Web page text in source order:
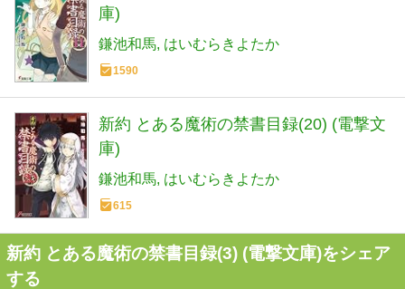
庫)
鎌池和馬 はいむらきよたか
1590
新約 とある魔術の禁書目録(20) (電撃文
庫)
鎌池和馬 はいむらきよたか
615
新約 とある魔術の禁書目録(3) (電撃文庫)をシェア
する